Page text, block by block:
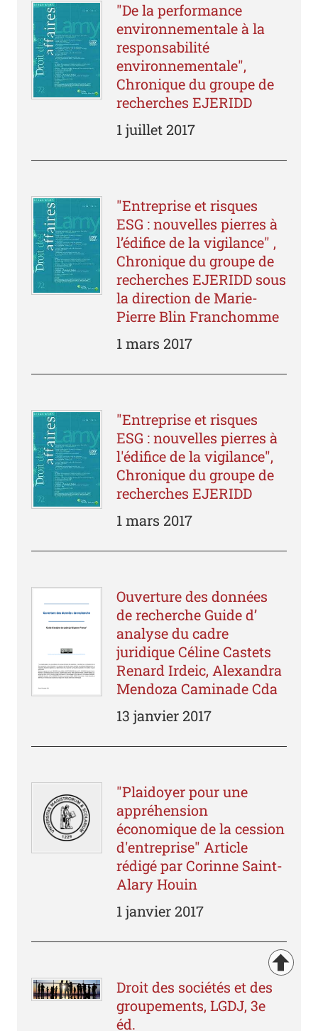
"De la performance
environnementale à la
responsabilité
environnementale",
Chronique du groupe de
recherches EJERIDD
1 juillet 2017
"Entreprise et risques
ESG : nouvelles pierres à
l’édifice de la vigilance" ,
Chronique du groupe de
recherches EJERIDD sous
la direction de Marie-
Pierre Blin Franchomme
1 mars 2017
"Entreprise et risques
ESG : nouvelles pierres à
l'édifice de la vigilance",
Chronique du groupe de
recherches EJERIDD
1 mars 2017
Ouverture des données
de recherche Guide d’
analyse du cadre
juridique Céline Castets
Renard Irdeic, Alexandra
Mendoza Caminade Cda
13 janvier 2017
"Plaidoyer pour une
appréhension
économique de la cession
d'entreprise" Article
rédigé par Corinne Saint-
Alary Houin
1 janvier 2017
Droit des sociétés et des
groupements, LGDJ, 3e
éd.